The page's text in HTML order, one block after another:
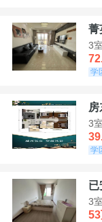
菁
3
学
3
学
3